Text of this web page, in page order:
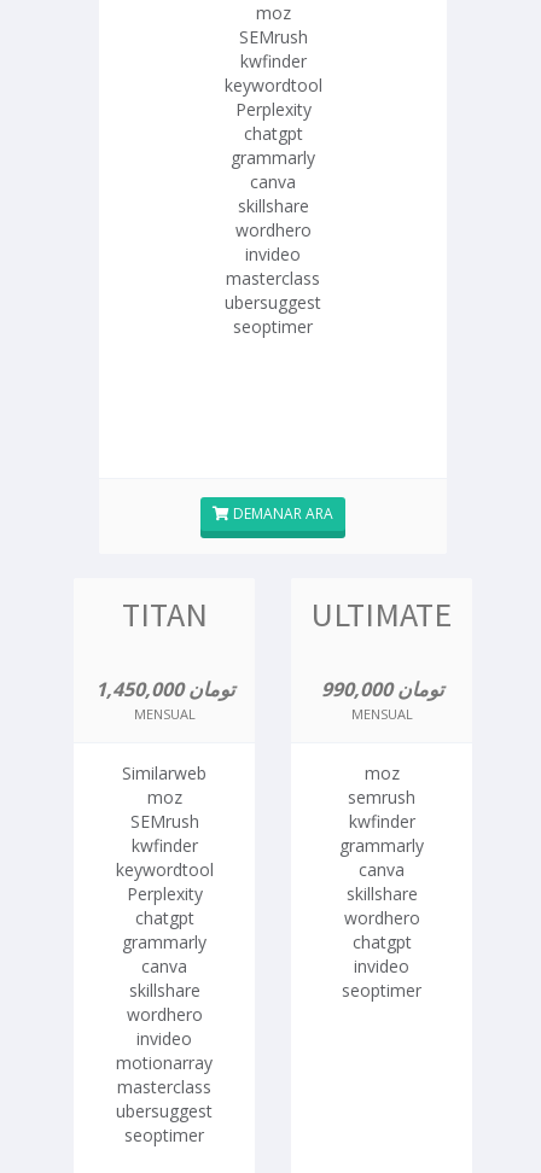
moz
SEMrush
kwfinder
keywordtool
Perplexity
chatgpt
grammarly
canva
skillshare
wordhero
invideo
masterclass
ubersuggest
seoptimer
DEMANAR ARA
TITAN
1,450,000 تومان
MENSUAL
Similarweb
moz
SEMrush
kwfinder
keywordtool
Perplexity
chatgpt
grammarly
canva
skillshare
wordhero
invideo
motionarray
masterclass
ubersuggest
seoptimer
ULTIMATE
990,000 تومان
MENSUAL
moz
semrush
kwfinder
grammarly
canva
skillshare
wordhero
chatgpt
invideo
seoptimer